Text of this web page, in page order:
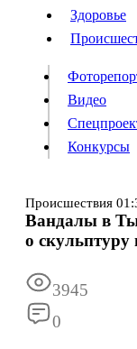
Происшествия
Видео
Конкурсы
Информация
Здоровье
Видео
Конкурсы
Происшествия
Вандалы в
о
3945
0